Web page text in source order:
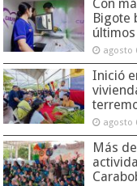
Con
Bigote
agosto
Inició
agosto
Más